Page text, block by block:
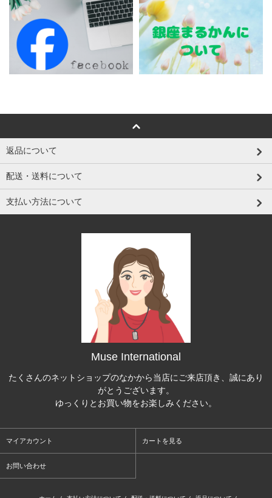
返品について
配送・送料について
支払い方法について
Muse International
たくさんのネットショップのなかから当店にご来店頂き、誠にあり
がとうございます。
ゆっくりとお買い物をお楽しみください。
マイアカウント カートを見る
お問い合わせ